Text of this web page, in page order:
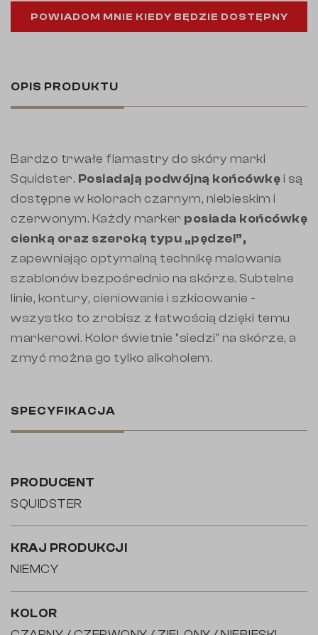
POWIADOM MNIE KIEDY BĘDZIE DOSTĘPNY
OPIS PRODUKTU
Bardzo trwałe flamastry do skóry marki
Squidster. Posiadają podwójną końcówkę i są
dostępne w kolorach czarnym, niebieskim i
czerwonym. Każdy marker posiada końcówkę
cienką oraz szeroką typu „pędzel”,
zapewniając optymalną technikę malowania
szablonów bezpośrednio na skórze. Subtelne
linie, kontury, cieniowanie i szkicowanie -
wszystko to zrobisz z łatwością dzięki temu
markerowi. Kolor świetnie "siedzi" na skórze, a
zmyć można go tylko alkoholem.
SPECYFIKACJA
PRODUCENT
SQUIDSTER
KRAJ PRODUKCJI
NIEMCY
KOLOR